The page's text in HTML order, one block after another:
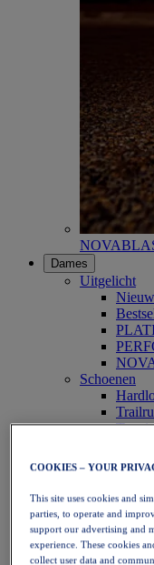
Dames
Uitgelicht
Schoenen
Tennis
Netbal
Sport-
COOKIES – YOUR
This site uses cookies and
parties, to operate and
support our advertising and
experience. These cookies
collect user data and